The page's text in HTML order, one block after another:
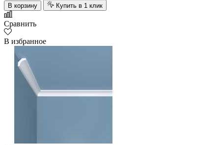
В корзину Купить в 1 клик
Сравнить
В избранное